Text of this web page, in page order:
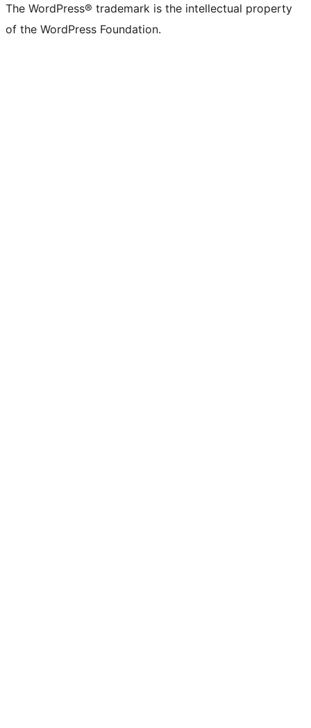
The WordPress® trademark is the intellectual property
of the WordPress Foundation.